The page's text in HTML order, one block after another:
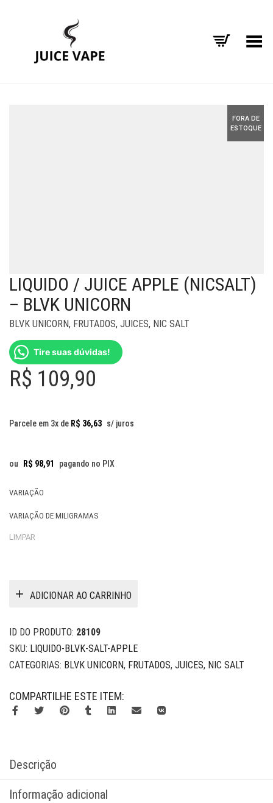
Alternar Menu
FORA DE
ESTOQUE
LIQUIDO / JUICE APPLE (NICSALT)
– BLVK UNICORN
BLVK UNICORN, FRUTADOS, JUICES, NIC SALT
Tire suas dúvidas!
R$ 109,90
Parcele em 3x de R$ 36,63 s/ juros
ou R$ 98,91 pagando no PIX
VARIAÇÃO
VARIAÇÃO DE MILIGRAMAS
LIMPAR
ADICIONAR AO CARRINHO
ID DO PRODUTO: 28109
SKU: LIQUIDO-BLVK-SALT-APPLE
CATEGORIAS: BLVK UNICORN, FRUTADOS, JUICES, NIC SALT
COMPARTILHE ESTE ITEM:
Descrição
Informação adicional